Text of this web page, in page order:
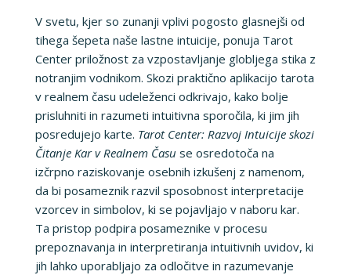
V svetu, kjer so zunanji vplivi pogosto glasnejši od
tihega šepeta naše lastne intuicije, ponuja Tarot
Center priložnost za vzpostavljanje globljega stika z
notranjim vodnikom. Skozi praktično aplikacijo tarota
v realnem času udeleženci odkrivajo, kako bolje
prisluhniti in razumeti intuitivna sporočila, ki jim jih
posredujejo karte. Tarot Center: Razvoj Intuicije skozi
Čitanje Kar v Realnem Času se osredotoča na
izčrpno raziskovanje osebnih izkušenj z namenom,
da bi posameznik razvil sposobnost interpretacije
vzorcev in simbolov, ki se pojavljajo v naboru kar.
Ta pristop podpira posameznike v procesu
prepoznavanja in interpretiranja intuitivnih uvidov, ki
jih lahko uporabljajo za odločitve in razumevanje